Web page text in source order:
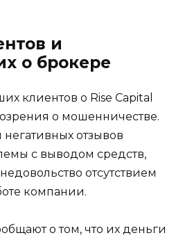
и
о брокере
клиентов о Rise Capital
о мошенничестве.
отзывов
с выводом средств,
отсутствием
компании.
о том, что их деньги